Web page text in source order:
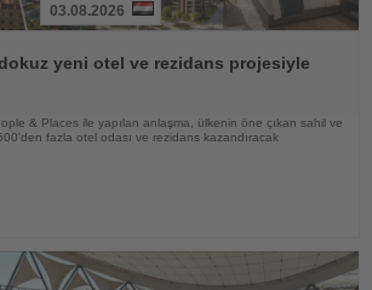
03.08.2026
dokuz yeni otel ve rezidans projesiyle
& Places ile yapılan anlaşma, ülkenin öne çıkan sahil ve
fazla otel odası ve rezidans kazandıracak